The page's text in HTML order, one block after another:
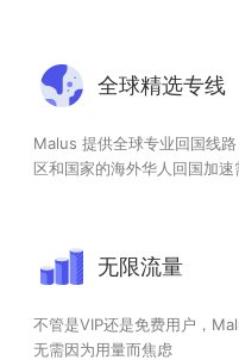
全球精选专线
Malus 提供全球专业回国线
区和国家的海外华人回国加速
无限流量
不管是VIP还是免费用户，
无需因为用量而焦虑